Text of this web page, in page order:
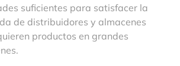
suficientes para satisfacer la
de distribuidores y almacenes
productos en grandes